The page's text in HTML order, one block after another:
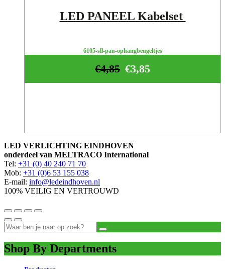
LED PANEEL Kabelset
6105-sll-pan-ophangbeugeltjes
€3,85
€4,85
LED VERLICHTING EINDHOVEN
onderdeel van MELTRACO International
Tel: +31 (0) 40 240 71 70
Mob: +31 (0)6 53 155 038
E-mail: info@ledeindhoven.nl
100% VEILIG EN VERTROUWD
Shop By Departments